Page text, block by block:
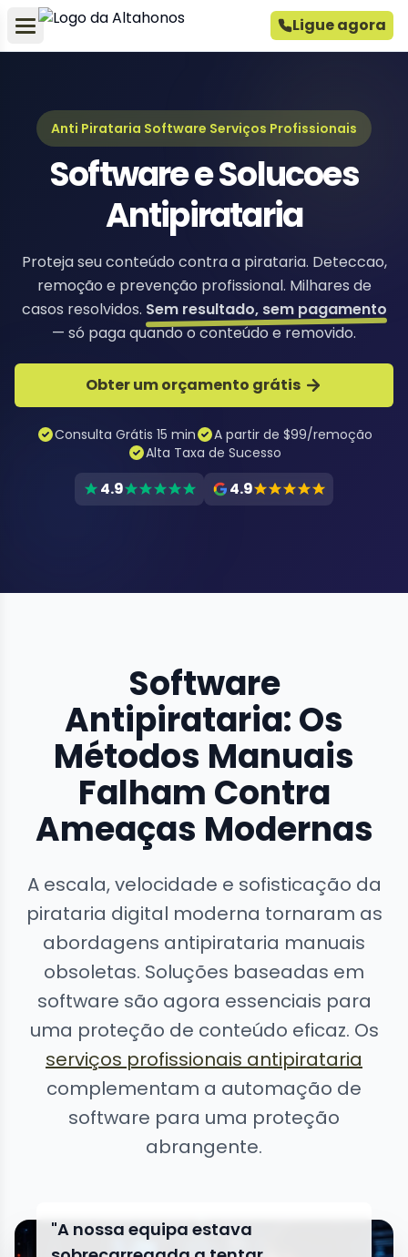
Ligue agora
Anti Pirataria Software Serviços Profissionais
Software e Solucoes
Antipirataria
Proteja seu conteúdo contra a pirataria. Deteccao,
remoção e prevenção profissional. Milhares de
casos resolvidos. Sem resultado, sem pagamento
— só paga quando o conteúdo e removido.
Obter um orçamento grátis
Consulta Grátis 15 min
A partir de $99/remoção
Alta Taxa de Sucesso
4.9 4.9
Software
Antipirataria: Os
Métodos Manuais
Falham Contra
Ameaças Modernas
A escala, velocidade e sofisticação da
pirataria digital moderna tornaram as
abordagens antipirataria manuais
obsoletas. Soluções baseadas em
software são agora essenciais para
uma proteção de conteúdo eficaz. Os
serviços profissionais antipirataria
complementam a automação de
software para uma proteção
abrangente.
"A nossa equipa estava